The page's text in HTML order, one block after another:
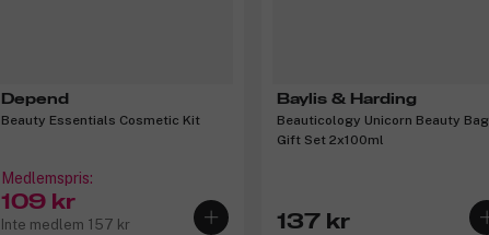
Depend
Beauty Essentials Cosmetic Kit
Medlemspris:
109 kr
Inte medlem 157 kr
Baylis & Harding
Beauticology Unicorn Beauty Bag
Gift Set 2x100ml
137 kr